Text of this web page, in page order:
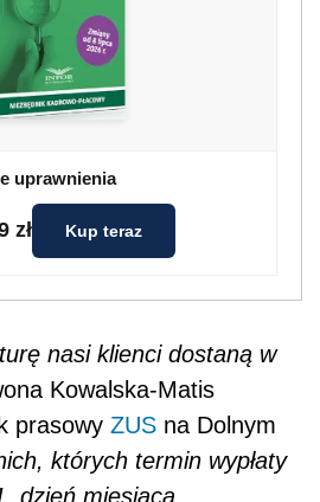
uprawnienia
zł Kup teraz
nasi klienci dostaną w
Kowalska-Matis
prasowy ZUS na Dolnym
których termin wypłaty
dzień miesiąca,